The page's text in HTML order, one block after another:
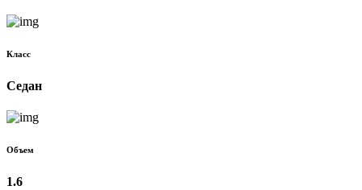
Класс
Седан
Объем
1.6